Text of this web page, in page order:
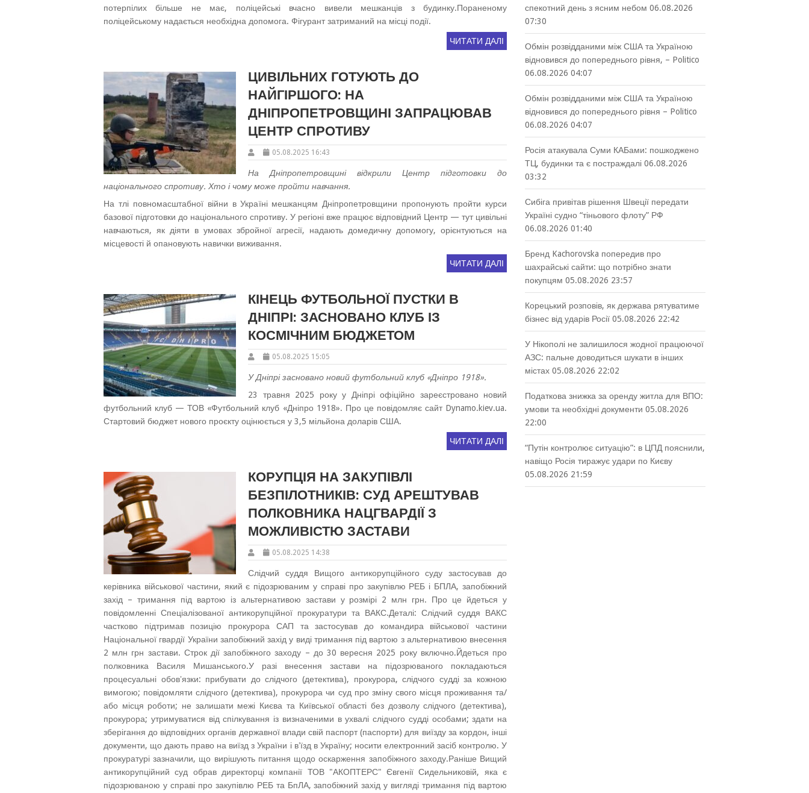
потерпілих більше не має, поліцейські вчасно вивели мешканців з будинку.Пораненому
поліцейському надається необхідна допомога. Фігурант затриманий на місці події.
ЧИТАТИ ДАЛІ
ЦИВІЛЬНИХ ГОТУЮТЬ ДО
НАЙГІРШОГО: НА
ДНІПРОПЕТРОВЩИНІ ЗАПРАЦЮВАВ
ЦЕНТР СПРОТИВУ
05.08.2025 16:43
На Дніпропетровщині відкрили Центр підготовки до
національного спротиву. Хто і чому може пройти навчання.
На тлі повномасштабної війни в Україні мешканцям Дніпропетровщини пропонують пройти курси
базової підготовки до національного спротиву. У регіоні вже працює відповідний Центр — тут цивільні
навчаються, як діяти в умовах збройної агресії, надають домедичну допомогу, орієнтуються на
місцевості й опановують навички виживання.
ЧИТАТИ ДАЛІ
КІНЕЦЬ ФУТБОЛЬНОЇ ПУСТКИ В
ДНІПРІ: ЗАСНОВАНО КЛУБ ІЗ
КОСМІЧНИМ БЮДЖЕТОМ
05.08.2025 15:05
У Дніпрі засновано новий футбольний клуб «Дніпро 1918».
23 травня 2025 року у Дніпрі офіційно зареєстровано новий
футбольний клуб — ТОВ «Футбольний клуб «Дніпро 1918». Про це повідомляє сайт Dynamo.kiev.ua.
Стартовий бюджет нового проєкту оцінюється у 3,5 мільйона доларів США.
ЧИТАТИ ДАЛІ
КОРУПЦІЯ НА ЗАКУПІВЛІ
БЕЗПІЛОТНИКІВ: СУД АРЕШТУВАВ
ПОЛКОВНИКА НАЦГВАРДІЇ З
МОЖЛИВІСТЮ ЗАСТАВИ
05.08.2025 14:38
Слідчий суддя Вищого антикорупційного суду застосував до
керівника військової частини, який є підозрюваним у справі про закупівлю РЕБ і БПЛА, запобіжний
захід – тримання під вартою із альтернативою застави у розмірі 2 млн грн. Про це йдеться у
повідомленні Спеціалізованої антикорупційної прокуратури та ВАКС.Деталі: Слідчий суддя ВАКС
частково підтримав позицію прокурора САП та застосував до командира військової частини
Національної гвардії України запобіжний захід у виді тримання під вартою з альтернативою внесення
2 млн грн застави. Строк дії запобіжного заходу – до 30 вересня 2025 року включно.Йдеться про
полковника Василя Мишанського.У разі внесення застави на підозрюваного покладаються
процесуальні обовʼязки: прибувати до слідчого (детектива), прокурора, слідчого судді за кожною
вимогою; повідомляти слідчого (детектива), прокурора чи суд про зміну свого місця проживання та/
або місця роботи; не залишати межі Києва та Київської області без дозволу слідчого (детектива),
прокурора; утримуватися від спілкування із визначеними в ухвалі слідчого судді особами; здати на
зберігання до відповідних органів державної влади свій паспорт (паспорти) для виїзду за кордон, інші
документи, що дають право на виїзд з України і вʼїзд в Україну; носити електронний засіб контролю. У
прокуратурі зазначили, що вирішують питання щодо оскарження запобіжного заходу.Раніше Вищий
антикорупційний суд обрав директорці компанії ТОВ "АКОПТЕРС" Євгенії Сидельниковій, яка є
підозрюваною у справі про закупівлю РЕБ та БпЛА, запобіжний захід у вигляді тримання під вартою
спекотний день з ясним небом 06.08.2026
07:30
Обмін розвідданими між США та Україною
відновився до попереднього рівня, – Politico
06.08.2026 04:07
Обмін розвідданими між США та Україною
відновився до попереднього рівня – Politico
06.08.2026 04:07
Росія атакувала Суми КАБами: пошкоджено
ТЦ, будинки та є постраждалі 06.08.2026
03:32
Сибіга привітав рішення Швеції передати
Україні судно “тіньового флоту” РФ
06.08.2026 01:40
Бренд Kachorovska попередив про
шахрайські сайти: що потрібно знати
покупцям 05.08.2026 23:57
Корецький розповів, як держава рятуватиме
бізнес від ударів Росії 05.08.2026 22:42
У Нікополі не залишилося жодної працюючої
АЗС: пальне доводиться шукати в інших
містах 05.08.2026 22:02
Податкова знижка за оренду житла для ВПО:
умови та необхідні документи 05.08.2026
22:00
“Путін контролює ситуацію”: в ЦПД пояснили,
навіщо Росія тиражує удари по Києву
05.08.2026 21:59